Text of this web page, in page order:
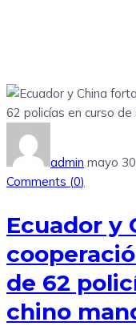
admin mayo
Comments (0)
Ecuador y
de 62
chino